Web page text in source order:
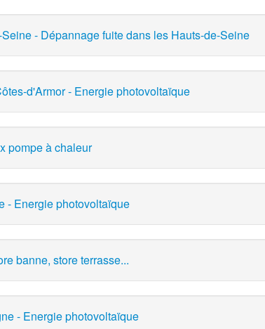
- Dépannage fuite dans les Hauts-de-Seine
d'Armor - Energie photovoltaïque
pompe à chaleur
- Energie photovoltaïque
banne, store terrasse...
- Energie photovoltaïque